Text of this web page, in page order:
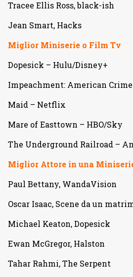
Tracee Ellis Ross, black-ish
Jean Smart, Hacks
Miglior Miniserie o Film Tv
Dopesick – Hulu/Disney+
Impeachment: American
Maid – Netflix
Mare of Easttown – HBO/Sky
The Underground Railroad –
Miglior Attore in una
Paul Bettany, WandaVision
Oscar Isaac, Scene da un
Michael Keaton, Dopesick
Ewan McGregor, Halston
Tahar Rahmi, The Serpent